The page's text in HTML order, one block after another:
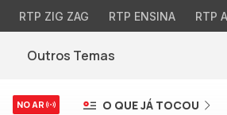
RTP ZIG ZAG RTP ENSINA RTP
nova janela)
Outros Temas
NO AR
O QUE JÁ TOCOU